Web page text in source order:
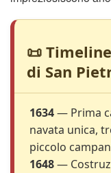
📜
di San
1634— Prima
navata unica,
piccolo
1648—